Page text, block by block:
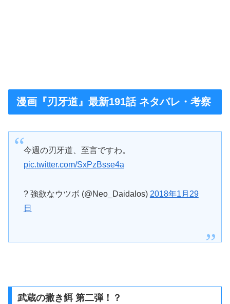
漫画『刃牙道』最新191話 ネタバレ・考察
今週の刃牙道、至言ですわ。
pic.twitter.com/SxPzBsse4a
? 強欲なウツボ (@Neo_Daidalos) 2018年1月29
日
武蔵の撒き餌 第二弾！？